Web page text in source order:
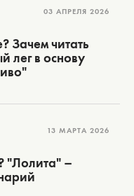
03 АПРЕЛЯ 2026
Зачем читать
лег в основу
13 МАРТА 2026
"Лолита" –